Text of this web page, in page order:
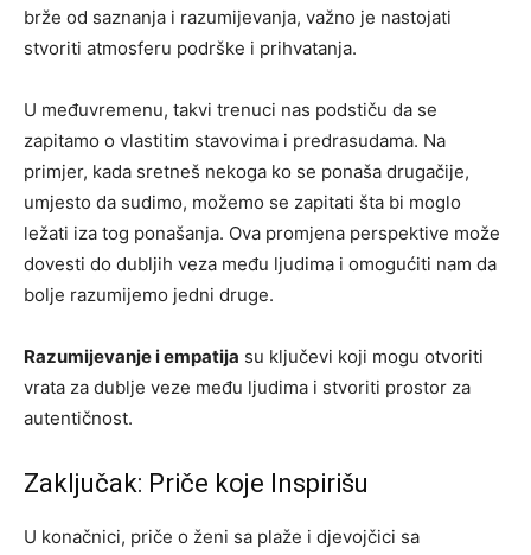
brže od saznanja i razumijevanja, važno je nastojati
stvoriti atmosferu podrške i prihvatanja.
U međuvremenu, takvi trenuci nas podstiču da se
zapitamo o vlastitim stavovima i predrasudama. Na
primjer, kada sretneš nekoga ko se ponaša drugačije,
umjesto da sudimo, možemo se zapitati šta bi moglo
ležati iza tog ponašanja. Ova promjena perspektive može
dovesti do dubljih veza među ljudima i omogućiti nam da
bolje razumijemo jedni druge.
Razumijevanje i empatija su ključevi koji mogu otvoriti
vrata za dublje veze među ljudima i stvoriti prostor za
autentičnost.
Zaključak: Priče koje Inspirišu
U konačnici, priče o ženi sa plaže i djevojčici sa